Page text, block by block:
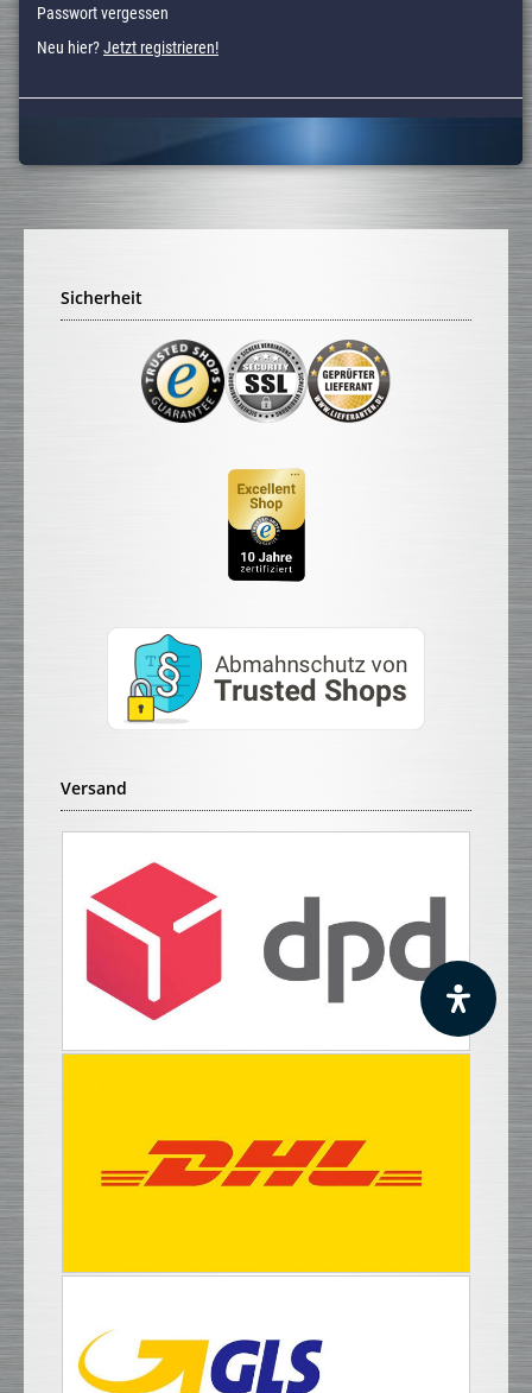
Passwort vergessen
Neu hier?Jetzt registrieren!
Sicherheit
Versand